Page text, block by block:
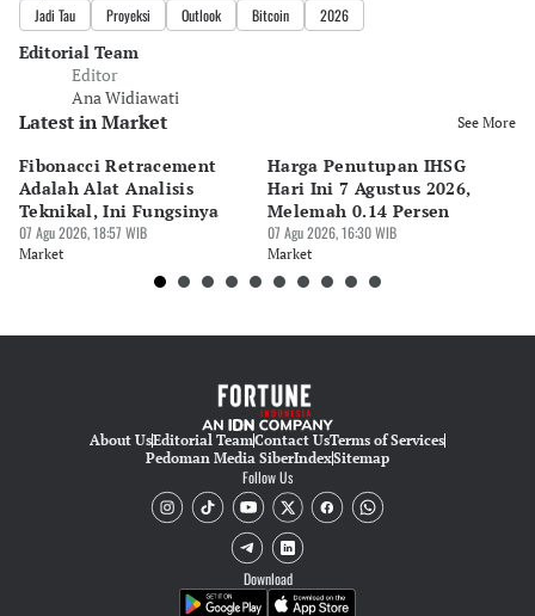
Jadi Tau Proyeksi Outlook Bitcoin 2026
Editorial Team
Editor
Ana Widiawati
Latest in Market See More
Fibonacci Retracement
Adalah Alat Analisis
Teknikal, Ini Fungsinya
07 Agu 2026, 18:57 WIB
Market
Harga Penutupan IHSG
Hari Ini 7 Agustus 2026,
Melemah 0.14 Persen
07 Agu 2026, 16:30 WIB
Market
About UsEditorial TeamContact UsTerms of Services
Pedoman Media SiberIndexSitemap
Follow Us
Download